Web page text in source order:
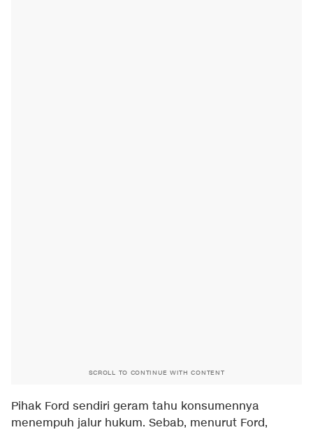
SCROLL TO CONTINUE WITH CONTENT
Pihak Ford sendiri geram tahu konsumennya
menempuh jalur hukum. Sebab, menurut Ford,